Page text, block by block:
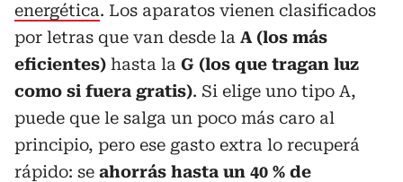
energética. Los aparatos vienen clasificados
por letras que van desde la A (los más
eficientes) hasta la G (los que tragan luz
como si fuera gratis). Si elige uno tipo A,
puede que le salga un poco más caro al
principio, pero ese gasto extra lo recuperá
rápido: se ahorrás hasta un 40 % de